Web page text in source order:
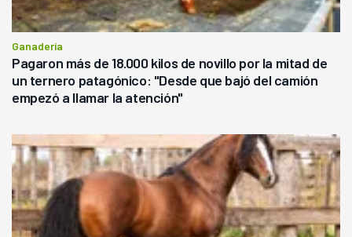
Ganadería
Pagaron más de 18.000 kilos de novillo por la mitad de
un ternero patagónico: "Desde que bajó del camión
empezó a llamar la atención"